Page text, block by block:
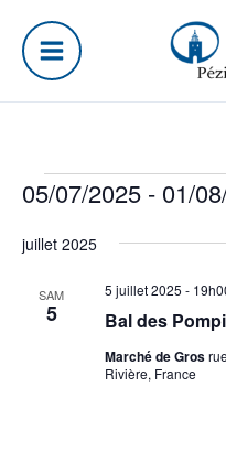
contenu
Évènements
05/07/2025 - 01/
une
date.
juillet 2025
SAM
5 Bal des
5 juillet 2025 -
Marché de Gros
Rivière, France